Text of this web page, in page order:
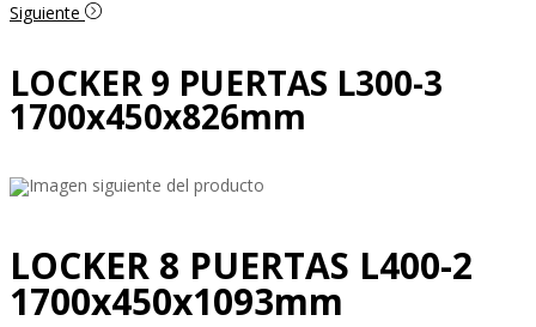
Siguiente
LOCKER 9 PUERTAS L300-3
1700x450x826mm
LOCKER 8 PUERTAS L400-2
1700x450x1093mm